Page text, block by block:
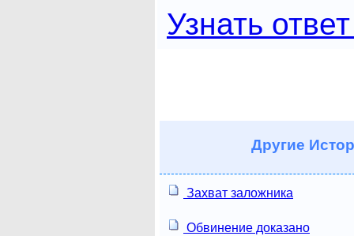
Узнать
Другие
Захват заложника
Обвинение доказано